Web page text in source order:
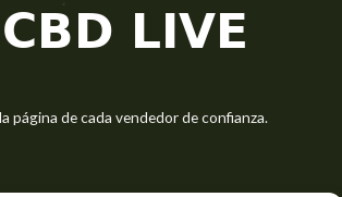
página de cada vendedor de confianza.